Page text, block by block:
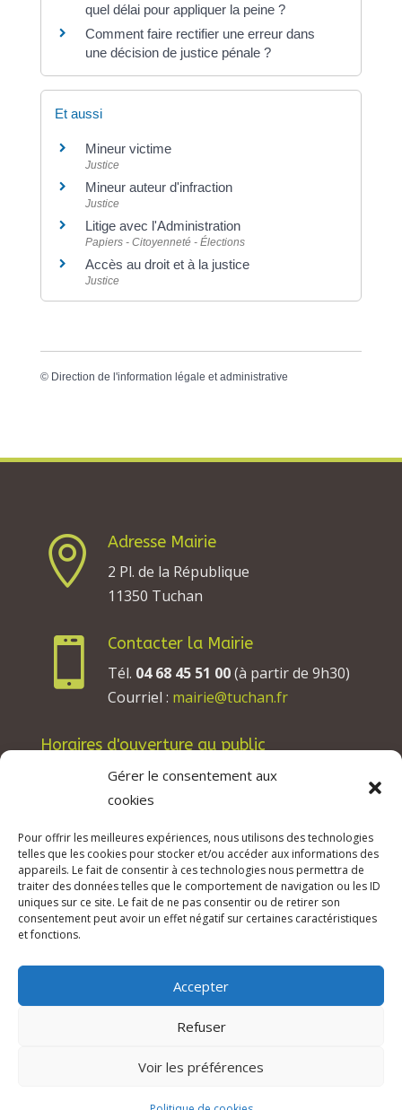
Gérer le consentement aux
cookies
Pour offrir les meilleures expériences, nous utilisons des technologies
telles que les cookies pour stocker et/ou accéder aux informations des
appareils. Le fait de consentir à ces technologies nous permettra de
traiter des données telles que le comportement de navigation ou les ID
uniques sur ce site. Le fait de ne pas consentir ou de retirer son
consentement peut avoir un effet négatif sur certaines caractéristiques
et fonctions.
Accepter
Refuser
Voir les préférences
quel délai pour appliquer la peine ?
Comment faire rectifier une erreur dans
une décision de justice pénale ?
Et aussi
Mineur victime
Justice
Mineur auteur d'infraction
Justice
Litige avec l'Administration
Papiers - Citoyenneté - Élections
Accès au droit et à la justice
Justice
© Direction de l'information légale et administrative

Adresse Mairie
2 Pl. de la République
11350 Tuchan

Contacter la Mairie
Tél. 04 68 45 51 00(à partir de 9h30)
Courriel : mairie@tuchan.fr
Horaires d'ouverture au public
Les lundis, mardis et jeudis : de 8h à 12h et de
13h30 à 17h30.
Les vendredis : de 8h à 12h.
© 2026 Mairie de Tuchan | Site Internet réalisé
Mentions légales & Crédits–RGPD Protection
des données